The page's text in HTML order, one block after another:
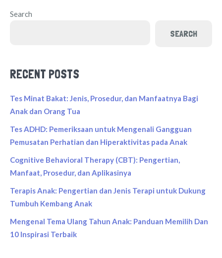
Search
SEARCH
RECENT POSTS
Tes Minat Bakat: Jenis, Prosedur, dan Manfaatnya Bagi
Anak dan Orang Tua
Tes ADHD: Pemeriksaan untuk Mengenali Gangguan
Pemusatan Perhatian dan Hiperaktivitas pada Anak
Cognitive Behavioral Therapy (CBT): Pengertian,
Manfaat, Prosedur, dan Aplikasinya
Terapis Anak: Pengertian dan Jenis Terapi untuk Dukung
Tumbuh Kembang Anak
Mengenal Tema Ulang Tahun Anak: Panduan Memilih Dan
10 Inspirasi Terbaik